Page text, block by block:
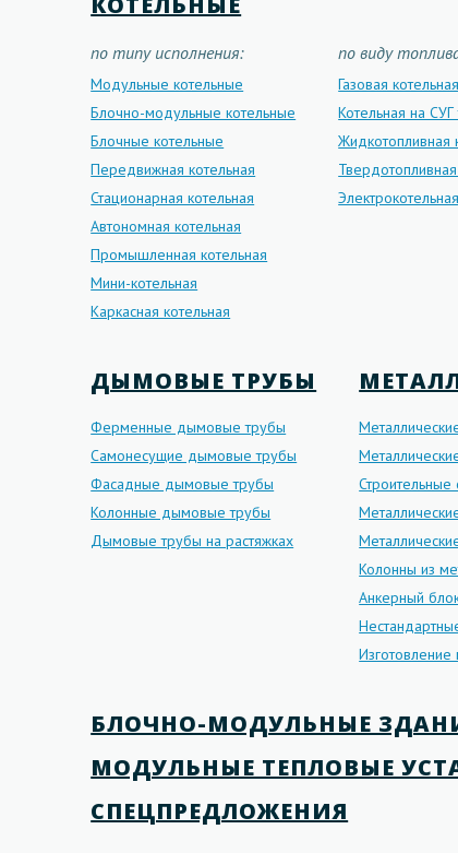
по типу исполнения:
Модульные котельные
Блочно-модульные котельные
Блочные котельные
Передвижная котельная
Стационарная котельная
Автономная котельная
Промышленная котельная
Мини-котельная
Каркасная котельная
по виду
Газовая котельная
Котельная на СУГ
Жидкотопливная
Электрокотельная
ДЫМОВЫЕ ТРУБЫ
Ферменные дымовые трубы
Самонесущие дымовые трубы
Фасадные дымовые трубы
Колонные дымовые трубы
Дымовые трубы на растяжках
Колонны из
Анкерный
Изготовление
БЛОЧНО-МОДУЛЬНЫЕ
МОДУЛЬНЫЕ ТЕПЛОВЫЕ
СПЕЦПРЕДЛОЖЕНИЯ